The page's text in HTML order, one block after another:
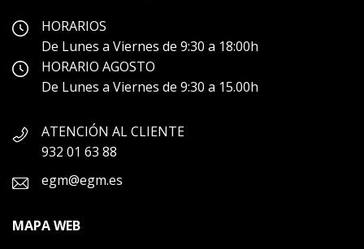
HORARIOS
De Lunes a Viernes de 9:30 a 18:00h
HORARIO AGOSTO
De Lunes a Viernes de 9:30 a 15.00h
ATENCIÓN AL CLIENTE
932 01 63 88
egm@egm.es
MAPA WEB